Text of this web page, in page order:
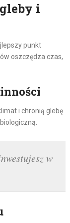
i
punkt
oszczędza czas,
i chronią glebę.
w